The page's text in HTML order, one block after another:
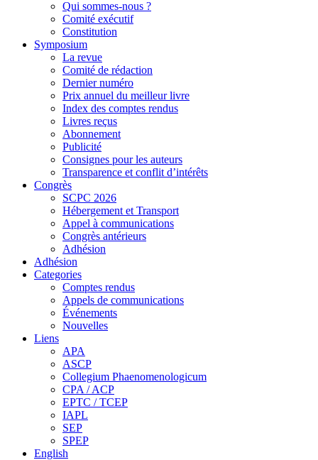
Qui sommes-nous ?
Comité exécutif
Constitution
Symposium
La revue
Comité de rédaction
Dernier numéro
Prix annuel du meilleur livre
Index des comptes rendus
Livres reçus
Abonnement
Publicité
Consignes pour les auteurs
Transparence et conflit d’intérêts
Congrès
SCPC 2026
Hébergement et Transport
Appel à communications
Congrès antérieurs
Adhésion
Adhésion
Categories
Comptes rendus
Appels de communications
Événements
Nouvelles
Liens
APA
ASCP
Collegium Phaenomenologicum
CPA / ACP
EPTC / TCEP
IAPL
SEP
SPEP
English